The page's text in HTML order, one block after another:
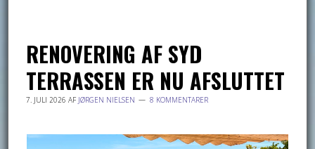
RENOVERING AF SYD
TERRASSEN ER NU AFSLUTTET
7. JULI 2026 AF JØRGEN NIELSEN 8 KOMMENTARER